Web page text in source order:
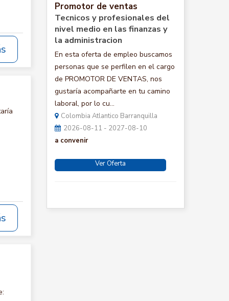
Promotor de ventas
Tecnicos y profesionales del
nivel medio en las finanzas y
la administracion
En esta oferta de empleo buscamos
personas que se perfilen en el cargo
de PROMOTOR DE VENTAS, nos
gustaría acompañarte en tu camino
laboral, por lo cu...
Colombia Atlantico Barranquilla
2026-08-11 - 2027-08-10
a convenir
Ver Oferta